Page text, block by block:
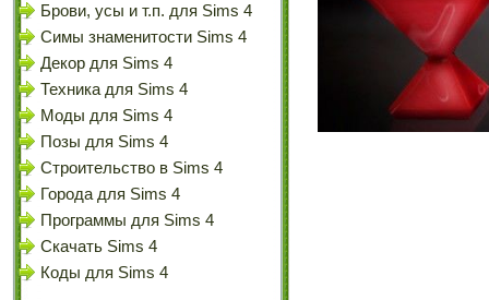
Брови, усы и т.п. для Sims 4
Симы знаменитости Sims 4
Декор для Sims 4
Техника для Sims 4
Моды для Sims 4
Позы для Sims 4
Строительство в Sims 4
Города для Sims 4
Программы для Sims 4
Скачать Sims 4
Коды для Sims 4